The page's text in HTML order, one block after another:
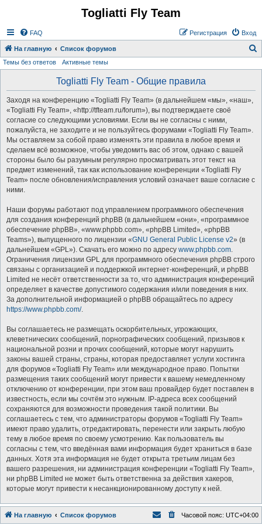
Togliatti Fly Team
FAQ Вход
Регистрация
На главную Список форумов
Темы без ответов Активные темы
Togliatti Fly Team - Общие правила
Заходя на конференцию «Togliatti Fly Team» (в дальнейшем «мы», «наш»,
«Togliatti Fly Team», «http://tfteam.ru/forum»), вы подтверждаете своё
согласие со следующими условиями. Если вы не согласны с ними,
пожалуйста, не заходите и не пользуйтесь форумами «Togliatti Fly Team».
Мы оставляем за собой право изменять эти правила в любое время и
сделаем всё возможное, чтобы уведомить вас об этом, однако с вашей
стороны было бы разумным регулярно просматривать этот текст на
предмет изменений, так как использование конференции «Togliatti Fly
Team» после обновления/исправления условий означает ваше согласие с
ними.
Наши форумы работают под управлением программного обеспечения
для создания конференций phpBB (в дальнейшем «они», «программное
обеспечение phpBB», «www.phpbb.com», «phpBB Limited», «phpBB
Teams»), выпущенного по лицензии «GNU General Public License v2» (в
дальнейшем «GPL»). Скачать его можно по адресу www.phpbb.com.
Ограничения лицензии GPL для программного обеспечения phpBB строго
связаны с организацией и поддержкой интернет-конференций, и phpBB
Limited не несёт ответственности за то, что администрация конференций
определяет в качестве допустимого содержания и/или поведения в них.
За дополнительной информацией о phpBB обращайтесь по адресу
https://www.phpbb.com/.
Вы соглашаетесь не размещать оскорбительных, угрожающих,
клеветнических сообщений, порнографических сообщений, призывов к
национальной розни и прочих сообщений, которые могут нарушить
законы вашей страны, страны, которая предоставляет услуги хостинга
для форумов «Togliatti Fly Team» или международное право. Попытки
размещения таких сообщений могут привести к вашему немедленному
отключению от конференции, при этом ваш провайдер будет поставлен в
известность, если мы сочтём это нужным. IP-адреса всех сообщений
сохраняются для возможности проведения такой политики. Вы
соглашаетесь с тем, что администраторы форумов «Togliatti Fly Team»
имеют право удалить, отредактировать, перенести или закрыть любую
тему в любое время по своему усмотрению. Как пользователь вы
согласны с тем, что введённая вами информация будет храниться в базе
данных. Хотя эта информация не будет открыта третьим лицам без
вашего разрешения, ни администрация конференции «Togliatti Fly Team»,
ни phpBB Limited не может быть ответственна за действия хакеров,
которые могут привести к несанкционированному доступу к ней.
На главную Список форумов Часовой пояс: UTC+04:00